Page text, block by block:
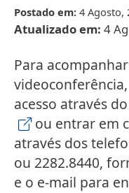
Postado em: 4 Agosto,
Atualizado em: 4
Para
acesso através
ou entrar em
através dos
ou 2282.8440,
e o e-mail para